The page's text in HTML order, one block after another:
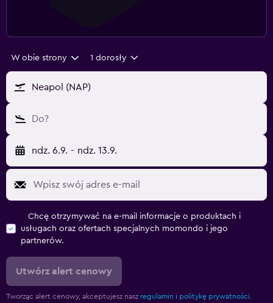
W obie strony 1 dorosły
Neapol (NAP)
Do?
ndz. 6.9. - ndz. 13.9.
Chcę otrzymywać na e-mail informacje o produktach i
usługach oraz ofertach specjalnych momondo i jego
partnerów.
Utwórz alert cenowy
Tworząc alert cenowy, akceptujesz nasz regulamin i politykę prywatności.